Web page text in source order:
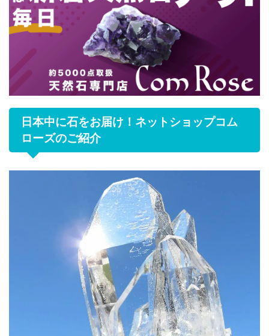
日本中に石をお届け！ネットショップコム
ローズのご紹介